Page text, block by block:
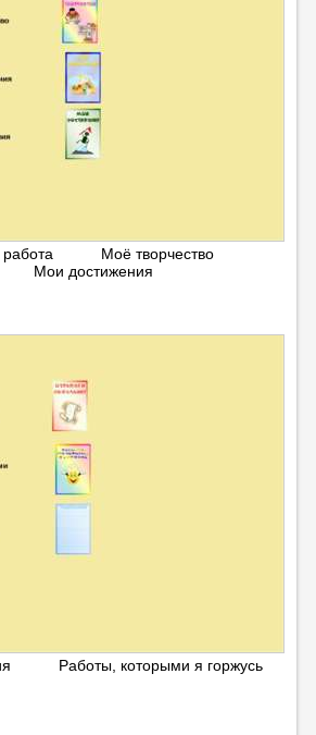
работа Моё творчество
Мои достижения
Работы, которыми я горжусь